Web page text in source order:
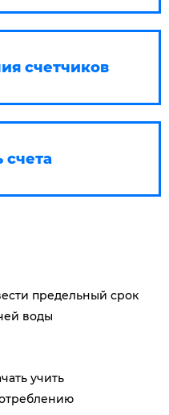
счетчиков
счета
предельный срок
воды
учить